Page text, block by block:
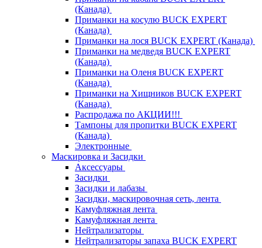
(Канада)
Приманки на косулю BUCK EXPERT
(Канада)
Приманки на лося BUCK EXPERT (Канада)
Приманки на медведя BUCK EXPERT
(Канада)
Приманки на Оленя BUCK EXPERT
(Канада)
Приманки на Хищников BUCK EXPERT
(Канада)
Распродажа по АКЦИИ!!!
Тампоны для пропитки BUCK EXPERT
(Канада)
Электронные
Маскировка и Засидки
Аксессуары
Засидки
Засидки и лабазы
Засидки, маскировочная сеть, лента
Камуфляжная лента
Камуфляжная лента
Нейтрализаторы
Нейтрализаторы запаха BUCK EXPERT